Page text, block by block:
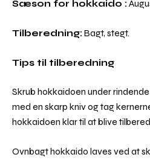
Sæson for hokkaido :
Tilberedning:Bagt, stegt.
Tips til tilberedning
Skrub hokkaidoen under
med en skarp kniv og tag
hokkaidoen klar til at blive
Ovnbagt hokkaido laves ved at